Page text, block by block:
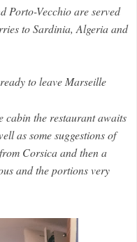
Porto-Vecchio are served
to Sardinia, Algeria and
to leave Marseille
cabin the restaurant awaits
as some suggestions of
Corsica and then a
and the portions very